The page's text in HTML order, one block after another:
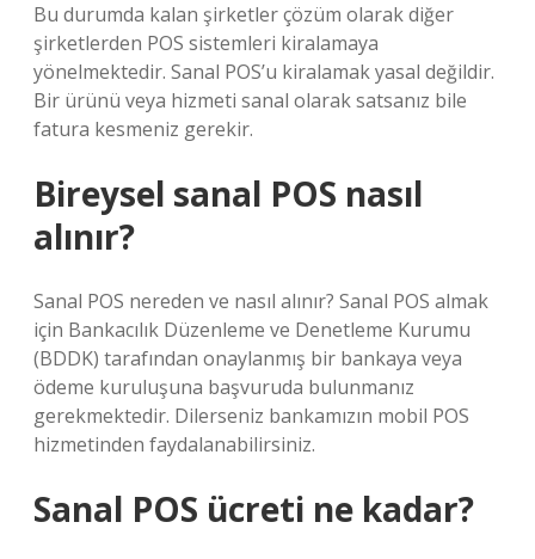
Bu durumda kalan şirketler çözüm olarak diğer
şirketlerden POS sistemleri kiralamaya
yönelmektedir. Sanal POS’u kiralamak yasal değildir.
Bir ürünü veya hizmeti sanal olarak satsanız bile
fatura kesmeniz gerekir.
Bireysel sanal POS nasıl
alınır?
Sanal POS nereden ve nasıl alınır? Sanal POS almak
için Bankacılık Düzenleme ve Denetleme Kurumu
(BDDK) tarafından onaylanmış bir bankaya veya
ödeme kuruluşuna başvuruda bulunmanız
gerekmektedir. Dilerseniz bankamızın mobil POS
hizmetinden faydalanabilirsiniz.
Sanal POS ücreti ne kadar?